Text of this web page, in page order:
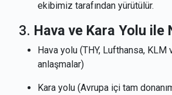
ekibimiz tarafından yürütülür.
3. Hava ve Kara Yolu ile
Hava yolu (THY, Lufthansa, KLM
anlaşmalar)
Kara yolu (Avrupa içi tam